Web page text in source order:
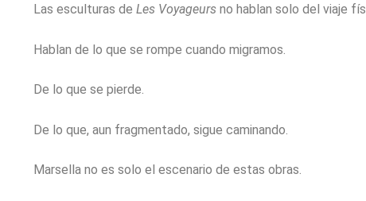
Las esculturas de Les Voyageurs no hablan solo del viaje
Hablan de lo que se rompe cuando migramos.
De lo que se pierde.
De lo que, aun fragmentado, sigue caminando.
Marsella no es solo el escenario de estas obras.